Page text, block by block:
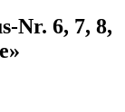
Nr. 6, 7, 8,